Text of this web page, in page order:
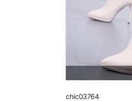
chic03764